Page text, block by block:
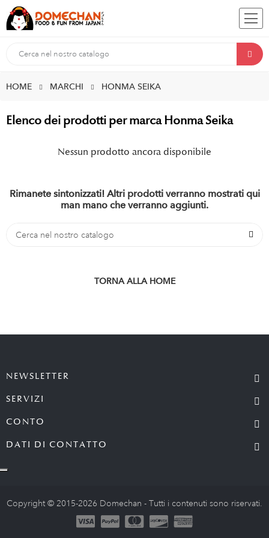
HOME MARCHI HONMA SEIKA
Elenco dei prodotti per marca Honma Seika
Nessun prodotto ancora disponibile
Rimanete sintonizzati! Altri prodotti verranno mostrati qui
man mano che verranno aggiunti.
TORNA ALLA HOME
NEWSLETTER
SERVIZI
CONTO
DATI DI CONTATTO
Copyright © 2015-2026 Domechan - Tutti i contenuti sono riservati.